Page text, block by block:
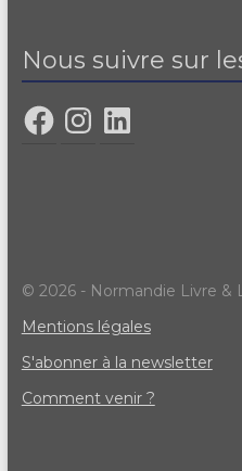
Nous suivre sur
© 2026 - Normandie Livre &
Mentions légales
S'abonner à la newsletter
Comment venir ?